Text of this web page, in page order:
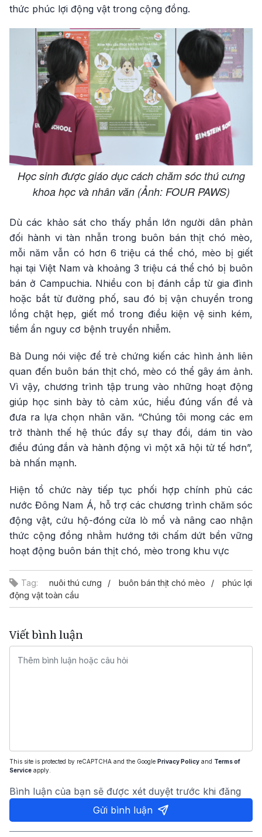
thức phúc lợi động vật trong cộng đồng.
Học sinh được giáo dục cách chăm sóc thú cưng
khoa học và nhân văn (Ảnh: FOUR PAWS)
Dù các khảo sát cho thấy phần lớn người dân phản
đối hành vi tàn nhẫn trong buôn bán thịt chó mèo,
mỗi năm vẫn có hơn 6 triệu cá thể chó, mèo bị giết
hại tại Việt Nam và khoảng 3 triệu cá thể chó bị buôn
bán ở Campuchia. Nhiều con bị đánh cắp từ gia đình
hoặc bắt từ đường phố, sau đó bị vận chuyển trong
lồng chật hẹp, giết mổ trong điều kiện vệ sinh kém,
tiềm ẩn nguy cơ bệnh truyền nhiễm.
Bà Dung nói việc để trẻ chứng kiến các hình ảnh liên
quan đến buôn bán thịt chó, mèo có thể gây ám ảnh.
Vì vậy, chương trình tập trung vào những hoạt động
giúp học sinh bày tỏ cảm xúc, hiểu đúng vấn đề và
đưa ra lựa chọn nhân văn. “Chúng tôi mong các em
trở thành thế hệ thúc đẩy sự thay đổi, dám tin vào
điều đúng đắn và hành động vì một xã hội tử tế hơn”,
bà nhấn mạnh.
Hiện tổ chức này tiếp tục phối hợp chính phủ các
nước Đông Nam Á, hỗ trợ các chương trình chăm sóc
động vật, cứu hộ-đóng cửa lò mổ và nâng cao nhận
thức cộng đồng nhằm hướng tới chấm dứt bền vững
hoạt động buôn bán thịt chó, mèo trong khu vực
Tag: nuôi thú cưng buôn bán thịt chó mèo
phúc lợi
động vật toàn cầu
Viết bình luận
This site is protected by reCAPTCHA and the Google Privacy Policy and Terms of
Service apply.
Bình luận của bạn sẽ được xét duyệt trước khi đăng
Gửi bình luận